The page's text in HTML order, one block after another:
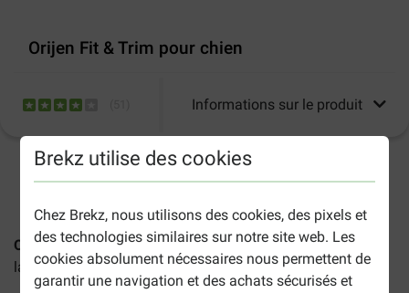
Brekz utilise des cookies
Chez Brekz, nous utilisons des cookies, des pixels et
des technologies similaires sur notre site web. Les
cookies absolument nécessaires nous permettent de
garantir une navigation et des achats sécurisés et
Orijen Fit & Trim pour chien
Informations sur le produit
Orijen Fit & Trim pour chiencontient du poulet fermier, de
la dinde, des oeufs et des poissons sauvages.